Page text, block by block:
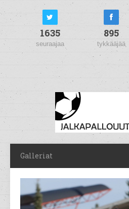
1635
seuraajaa
895
tykkääjää
Galleriat